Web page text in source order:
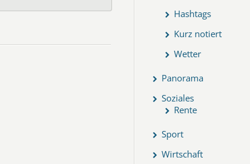
Hashtags
Kurz notiert
Wetter
Panorama
Soziales
Rente
Sport
Wirtschaft